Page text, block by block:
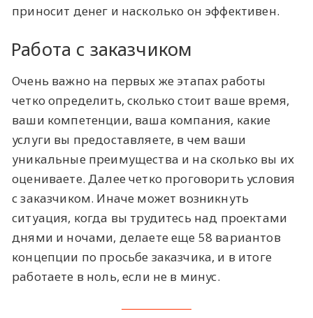
приносит денег и насколько он эффективен.
Работа с заказчиком
Очень важно на первых же этапах работы
четко определить, сколько стоит ваше время,
ваши компетенции, ваша компания, какие
услуги вы предоставляете, в чем ваши
уникальные преимущества и на сколько вы их
оцениваете. Далее четко проговорить условия
с заказчиком. Иначе может возникнуть
ситуация, когда вы трудитесь над проектами
днями и ночами, делаете еще 58 вариантов
концепции по просьбе заказчика, и в итоге
работаете в ноль, если не в минус.